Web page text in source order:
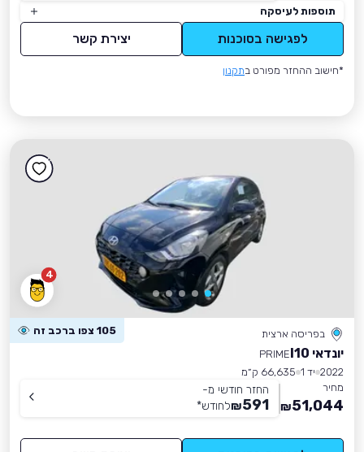
תוספות לעיסקה
לפגישה בסוכנות יצירת קשר
*חישוב ההחזר מפורט בתקנון
4
בפריסה ארצית 105 צפו ברכב זה
יונדאי I10
PRIME
2022 יד 1
66,635 ק״מ
מחיר
51,044
₪
החזר חודשי מ-
591
₪לחודש*